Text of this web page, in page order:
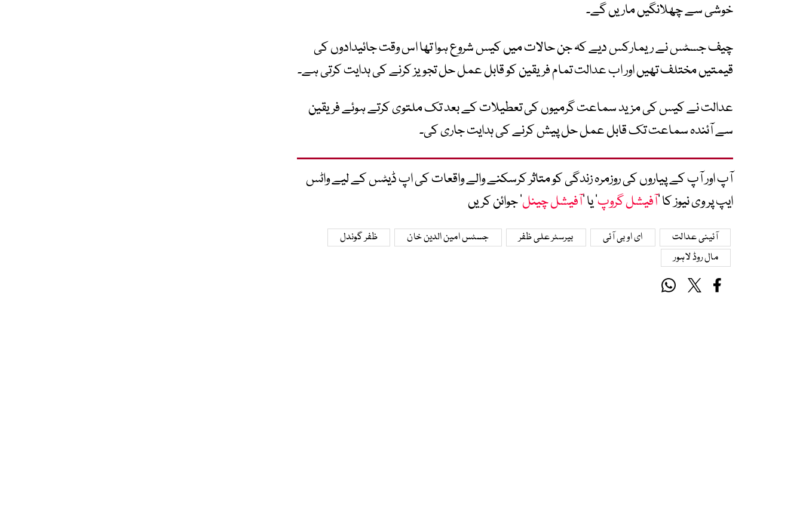
خوشی سے چھلانگیں ماریں گے۔
چیف جسٹس نے ریمارکس دیے کہ جن حالات میں کیس شروع ہوا تھا اس وقت جائیدادوں کی
قیمتیں مختلف تھیں اور اب عدالت تمام فریقین کو قابل عمل حل تجویز کرنے کی ہدایت کرتی ہے۔
عدالت نے کیس کی مزید سماعت گرمیوں کی تعطیلات کے بعد تک ملتوی کرتے ہوئے فریقین
سے آئندہ سماعت تک قابل عمل حل پیش کرنے کی ہدایت جاری کی۔
آپ اور آپ کے پیاروں کی روزمرہ زندگی کو متاثر کرسکنے والے واقعات کی اپ ڈیٹس کے لیے واٹس
ایپ پر وی نیوز کا ’آفیشل گروپ‘ یا ’آفیشل چینل‘ جوائن کریں
آئینی عدالت ای او بی آئی بیرسٹر علی ظفر جسٹس امین الدین خان
ظفر گوندل
مال روڈ لاہور